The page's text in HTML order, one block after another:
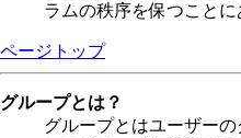
ラムの秩序を保つことに
ページトップ
グループとは？
グループとはユーザー